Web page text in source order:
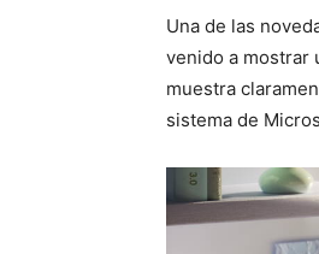
Una de las
venido a mostrar
muestra
sistema de